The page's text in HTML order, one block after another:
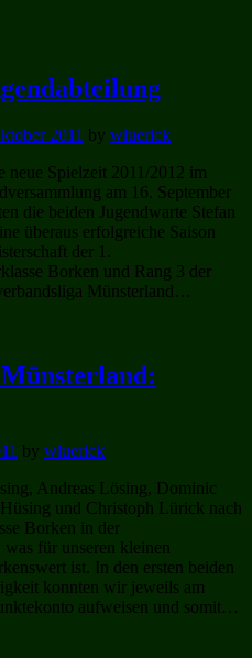
2011 by wluerick
neue Spielzeit 2011/2012 im
am 16. September
die beiden Jugendwarte Stefan
überaus erfolgreiche Saison
der 1.
Borken und Rang 3 der
Münsterland…
by wluerick
Andreas Lösing, Dominic
und Christoph Lürick nach
Borken in der
für unseren kleinen
ist. In den ersten beiden
konnten wir jeweils am
aufweisen und somit…